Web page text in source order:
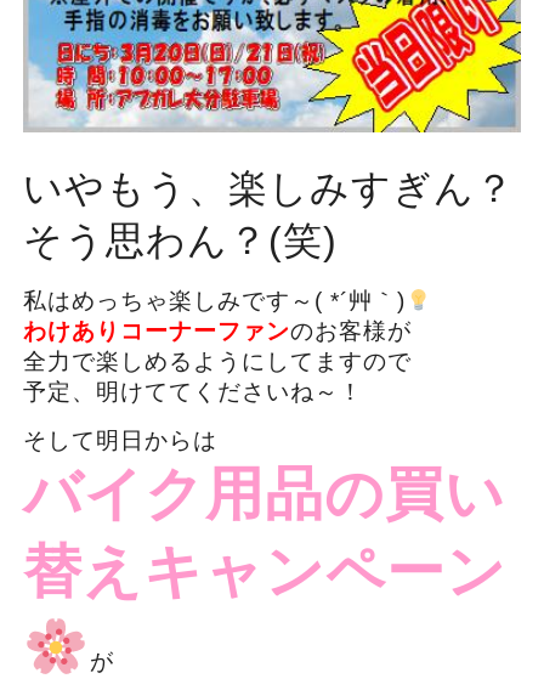
いやもう、楽しみすぎん？
そう思わん？(笑)
私はめっちゃ楽しみです～( *´艸｀)
わけありコーナーファンのお客様が
全力で楽しめるようにしてますので
予定、明けててくださいね～！
そして明日からは
バイク用品の買い
替えキャンペーン
が